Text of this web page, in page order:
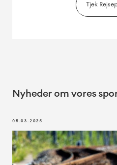
Tjek
Nyheder om vores
05.03.2025